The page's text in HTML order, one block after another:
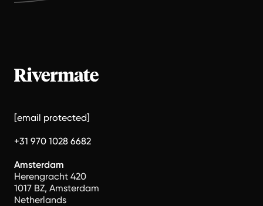
[email protected]
+31 970 1028 6682
Amsterdam
Herengracht 420
1017 BZ, Amsterdam
Netherlands